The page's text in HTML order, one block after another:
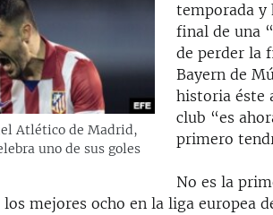
Atlético de Madrid,
uno de sus goles
temporada y
final de una
de perder la
Bayern de
historia éste
club “es
primero
No es la
mejores ocho en la liga europea